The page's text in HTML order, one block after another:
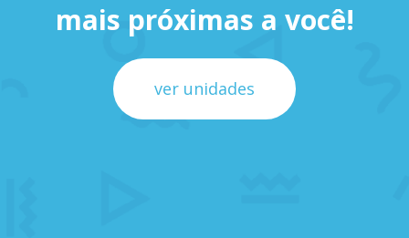
mais próximas a você!
ver unidades